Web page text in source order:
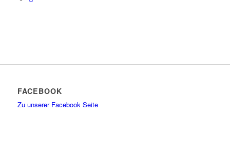
FACEBOOK
Zu unserer Facebook Seite